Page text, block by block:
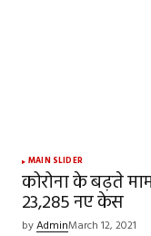
MAIN SLIDER
कोरोना के बढ़ते
23,285 नए केस
byAdminMarch 12, 2021